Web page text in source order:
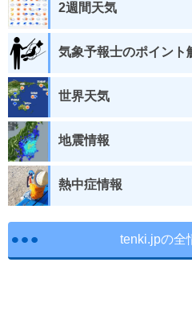
2週間天気
気象予報士のポイント
世界天気
地震情報
熱中症情報
tenki.jpの全